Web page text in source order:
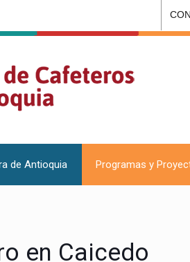
de Antioquia Programas y
en Caicedo